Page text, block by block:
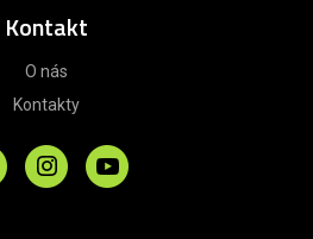
Kontakt
O nás
Kontakty